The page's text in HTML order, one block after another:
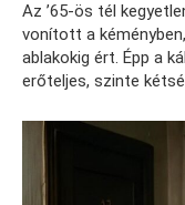
Az ’65-ös tél
vonított a
ablakokig ért. Épp a
erőteljes, szinte